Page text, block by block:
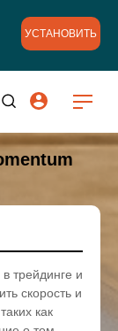
УСТАНОВИТЬ
трейдинге и
скорость и
как